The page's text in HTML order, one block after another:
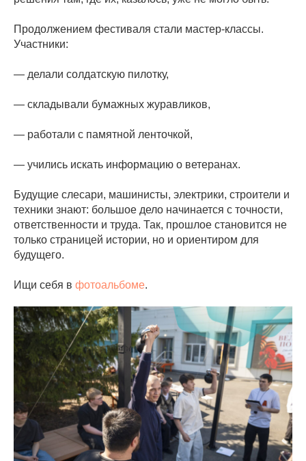
Продолжением фестиваля стали мастер-классы.
Участники:
— делали солдатскую пилотку,
— складывали бумажных журавликов,
— работали с памятной ленточкой,
— учились искать информацию о ветеранах.
Будущие слесари, машинисты, электрики, строители и
техники знают: большое дело начинается с точности,
ответственности и труда. Так, прошлое становится не
только страницей истории, но и ориентиром для
будущего.
Ищи себя в фотоальбоме.